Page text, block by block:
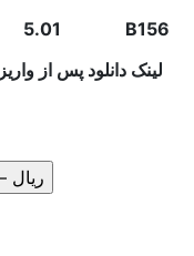
5.01
B156
لینک دانلود پس از